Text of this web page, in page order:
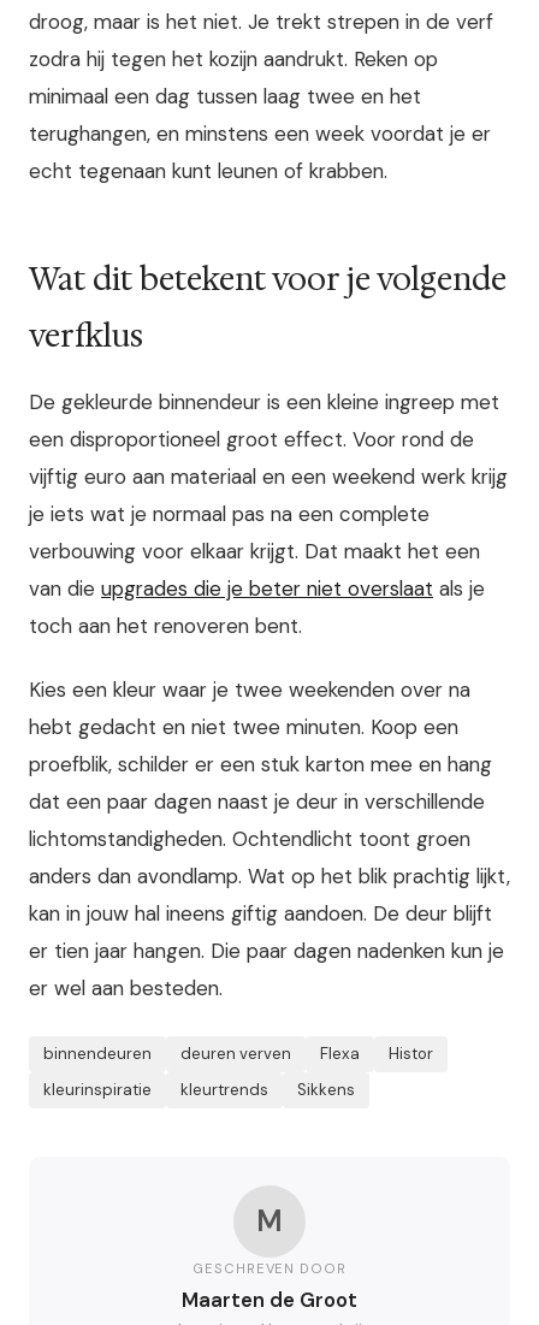
droog, maar is het niet. Je trekt strepen in de verf
zodra hij tegen het kozijn aandrukt. Reken op
minimaal een dag tussen laag twee en het
terughangen, en minstens een week voordat je er
echt tegenaan kunt leunen of krabben.
Wat dit betekent voor je volgende
verfklus
De gekleurde binnendeur is een kleine ingreep met
een disproportioneel groot effect. Voor rond de
vijftig euro aan materiaal en een weekend werk krijg
je iets wat je normaal pas na een complete
verbouwing voor elkaar krijgt. Dat maakt het een
van die upgrades die je beter niet overslaat als je
toch aan het renoveren bent.
Kies een kleur waar je twee weekenden over na
hebt gedacht en niet twee minuten. Koop een
proefblik, schilder er een stuk karton mee en hang
dat een paar dagen naast je deur in verschillende
lichtomstandigheden. Ochtendlicht toont groen
anders dan avondlamp. Wat op het blik prachtig lijkt,
kan in jouw hal ineens giftig aandoen. De deur blijft
er tien jaar hangen. Die paar dagen nadenken kun je
er wel aan besteden.
binnendeuren deuren verven Flexa
Histor
kleurinspiratie
kleurtrends Sikkens
M
GESCHREVEN DOOR
Maarten de Groot